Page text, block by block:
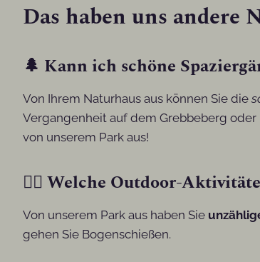
Das haben uns andere
🌲 Kann ich schöne
Von Ihrem Naturhaus aus können Sie die
Vergangenheit auf dem Grebbeberg
von unserem Park aus!
🚣‍♀️ Welche Outdoor-
Von unserem Park aus haben Sie
gehen Sie Bogenschießen.